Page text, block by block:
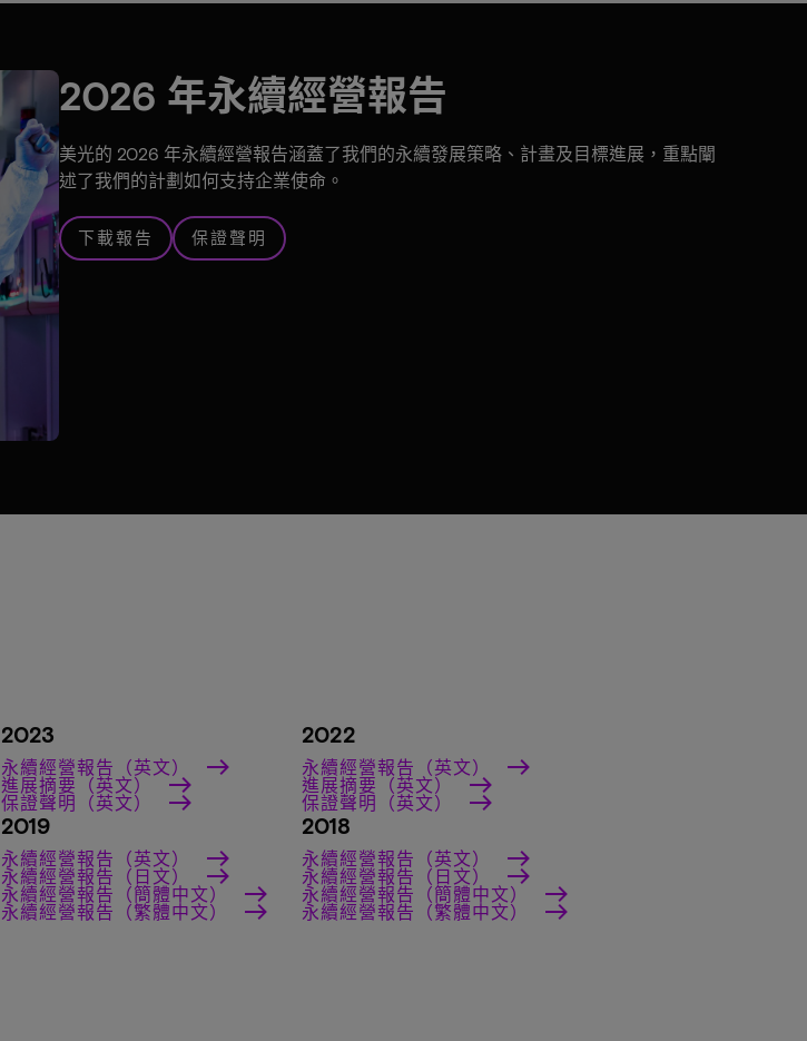
2026 年永續經營報告
美光的 2026 年永續經營報告涵蓋了我們的永續發展策略、計畫及目標進展，重點闡
述了我們的計劃如何支持企業使命。
下載報告 保證聲明
2023
永續經營報告（英文）
進展摘要（英文）
保證聲明（英文）
2022
永續經營報告（英文）
進展摘要（英文）
保證聲明（英文）
2019
永續經營報告（英文）
永續經營報告（日文）
永續經營報告（簡體中文）
永續經營報告（繁體中文）
2018
永續經營報告（英文）
永續經營報告（日文）
永續經營報告（簡體中文）
永續經營報告（繁體中文）